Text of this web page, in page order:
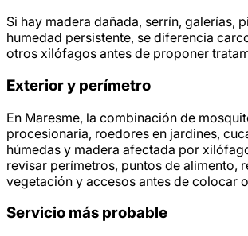
Si hay madera dañada, serrín, galerías,
humedad persistente, se diferencia
otros xilófagos antes de proponer
Exterior y perímetro
En Maresme, la combinación de
procesionaria, roedores en jardines,
húmedas y madera afectada por
revisar perímetros, puntos de alimento,
vegetación y accesos antes de colocar
Servicio más probable